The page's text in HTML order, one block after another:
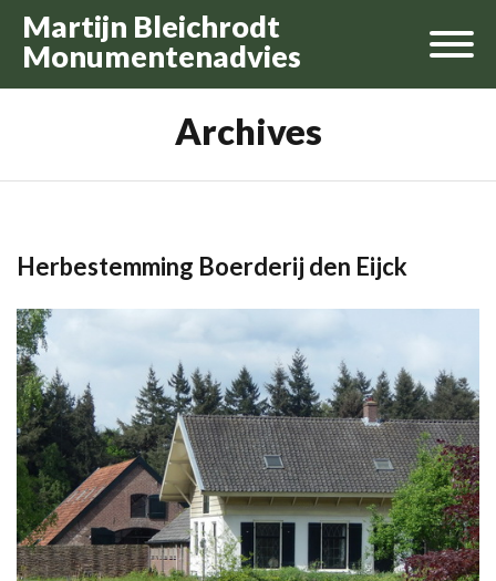
Martijn Bleichrodt
Monumentenadvies
Archives
Herbestemming Boerderij den Eijck